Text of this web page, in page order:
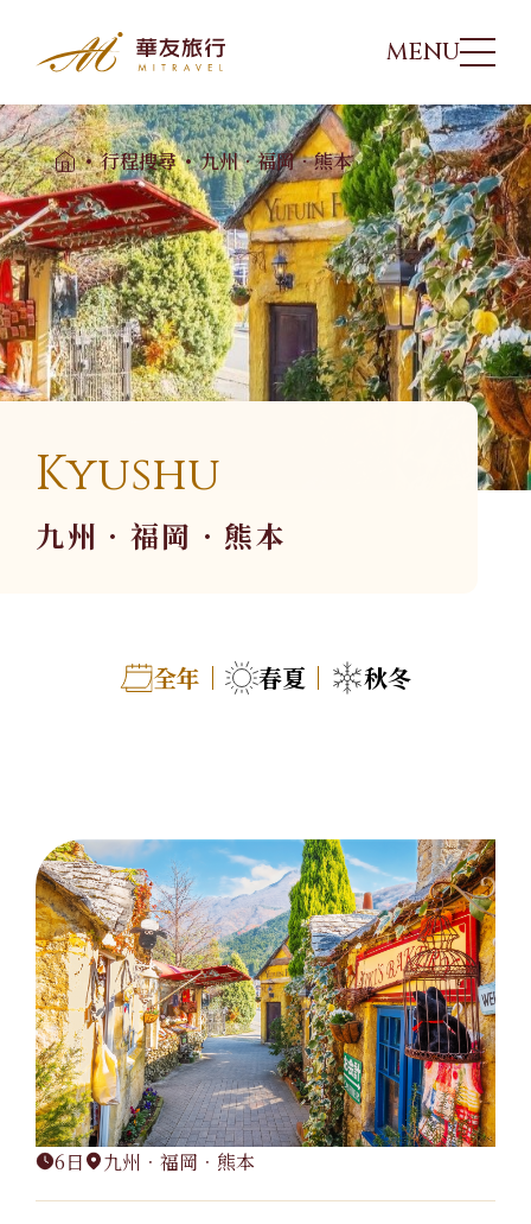
MENU
01華友行程
02出團日期
03旅遊講座
04優惠方案
05旅遊專欄
旅遊地圖
行程搜尋 九州．福岡．熊本
Kyushu
九州．福岡．熊本
全年 春夏 秋冬
6日 九州．福岡．熊本